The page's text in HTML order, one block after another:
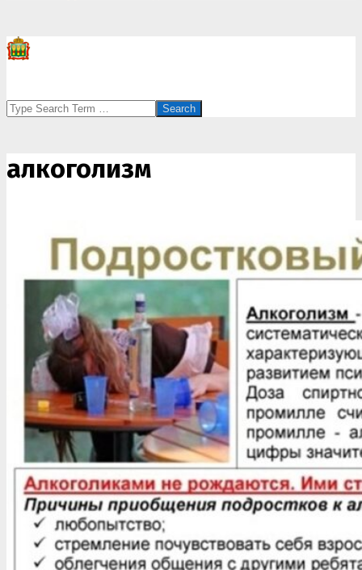
Search
алкоголизм